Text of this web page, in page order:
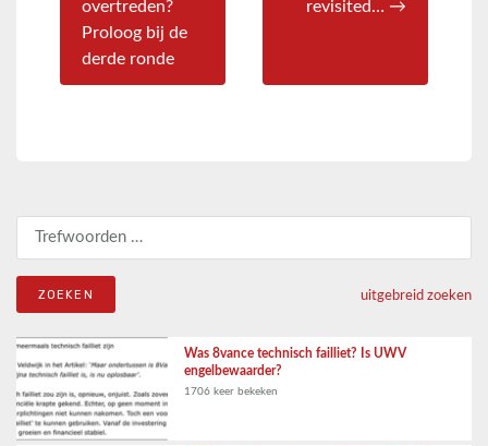
overtreden?
Proloog bij de
derde ronde
revisited… →
Zoeken naar:
uitgebreid zoeken
Was 8vance technisch failliet? Is UWV
engelbewaarder?
1706 keer bekeken